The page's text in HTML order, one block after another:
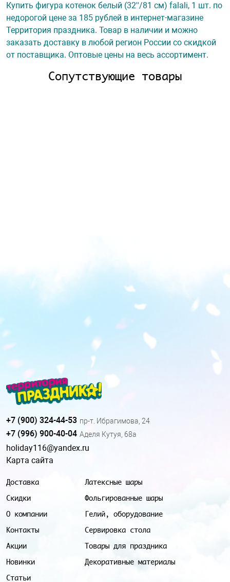
Купить фигура котенок белый (32''/81 см) falali, 1 шт. по
недорогой цене за 185 рублей в интернет-магазине
Территория праздника. Товар в наличии и можно
заказать доставку в любой регион России со скидкой
от поставщика. Оптовые цены на весь ассортимент.
Сопутствующие товары
Доставка
Скидки
О компании
Контакты
Акции
Новинки
Статьи
Латексные шары
Фольгированные шары
Гелий, оборудование
Сервировка стола
Товары для праздника
Декоративные материалы
+7 (900) 324-44-53 пр-т. Ибрагимова, 24
+7 (996) 900-40-04 Аделя Кутуя, 68а
holiday116@yandex.ru
Карта сайта